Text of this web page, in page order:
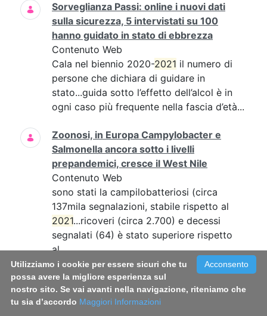
Sorveglianza Passi: online i nuovi dati
sulla sicurezza, 5 intervistati su 100
hanno guidato in stato di ebbrezza
Contenuto Web
Cala nel biennio 2020-2021 il numero di
persone che dichiara di guidare in
stato...guida sotto l’effetto dell’alcol è in
ogni caso più frequente nella fascia d’età...
Zoonosi, in Europa Campylobacter e
Salmonella ancora sotto i livelli
prepandemici, cresce il West Nile
Contenuto Web
sono stati la campilobatteriosi (circa
137mila segnalazioni, stabile rispetto al
2021...ricoveri (circa 2.700) e decessi
segnalati (64) è stato superiore rispetto
al...
Malaria, identificate nuove molecole che
bloccano la trasmissione del parassita
grazie ad uno studio ISS-IRBM-CNR
Acconsento
Utilizziamo i cookie per essere sicuri che tu
possa avere la migliore esperienza sul
nostro sito. Se vai avanti nella navigazione, riteniamo che
tu sia d’accordo Maggiori Informazioni